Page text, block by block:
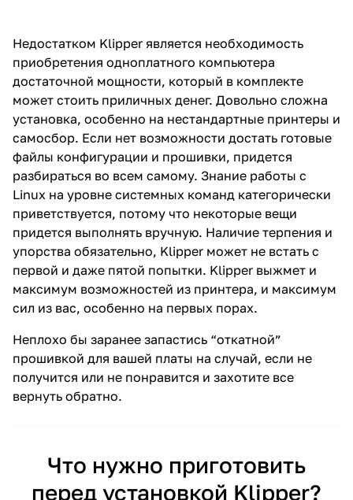
Недостатком Klipper является необходимость
приобретения одноплатного компьютера
достаточной мощности, который в комплекте
может стоить приличных денег. Довольно сложна
установка, особенно на нестандартные принтеры и
самосбор. Если нет возможности достать готовые
файлы конфигурации и прошивки, придется
разбираться во всем самому. Знание работы с
Linux на уровне системных команд категорически
приветствуется, потому что некоторые вещи
придется выполнять вручную. Наличие терпения и
упорства обязательно, Klipper может не встать с
первой и даже пятой попытки. Klipper выжмет и
максимум возможностей из принтера, и максимум
сил из вас, особенно на первых порах.
Неплохо бы заранее запастись “откатной”
прошивкой для вашей платы на случай, если не
получится или не понравится и захотите все
вернуть обратно.
Что нужно приготовить
перед установкой Klipper?